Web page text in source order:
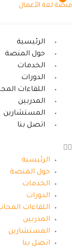
تخطي
منصة لغة الأعمال
الرئيسية
حول المنصة
الخدمات
الدورات
اللقاءات
المدربين
المستشارين
اتصل بنا
الرئيسية
حول المنصة
الخدمات
الدورات
اللقاءات
المدربين
المستشارين
اتصل بنا